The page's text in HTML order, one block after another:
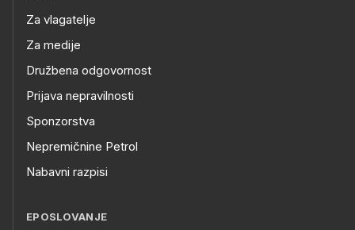
Za vlagatelje
Za medije
Družbena odgovornost
Prijava nepravilnosti
Sponzorstva
Nepremičnine Petrol
Nabavni razpisi
EPOSLOVANJE